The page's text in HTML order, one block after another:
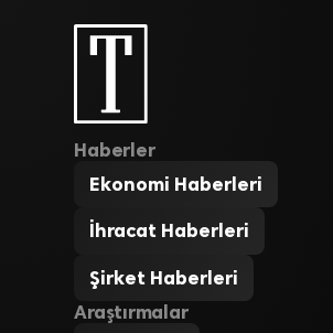
Haberler
Ekonomi Haberleri
İhracat Haberleri
Şirket Haberleri
Araştırmalar